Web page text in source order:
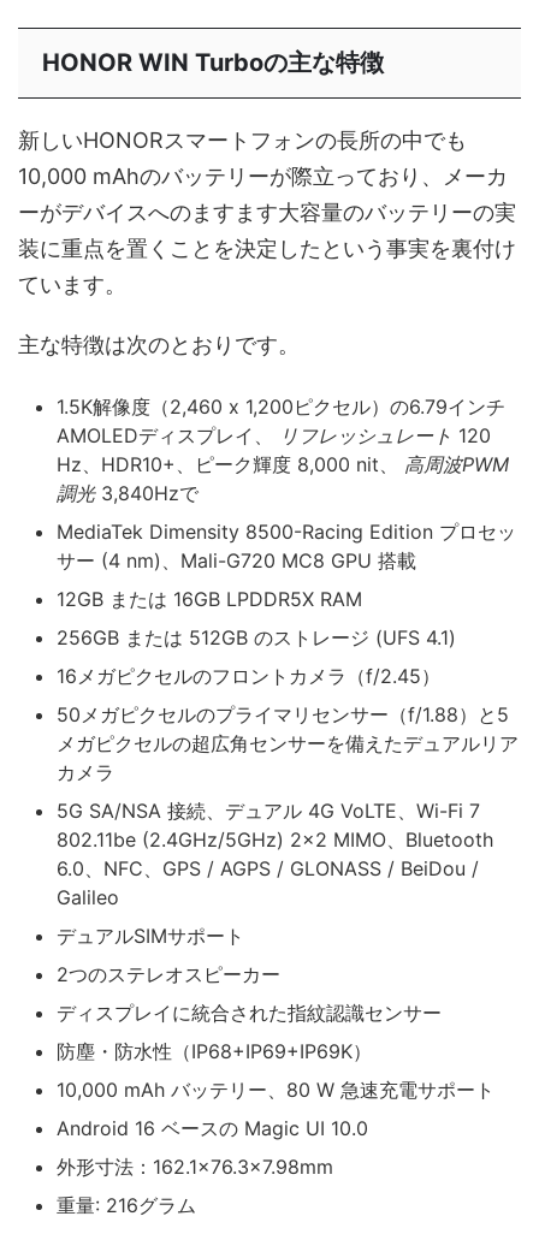
HONOR WIN Turboの主な特徴
新しいHONORスマートフォンの長所の中でも
10,000 mAhのバッテリーが際立っており、メーカ
ーがデバイスへのますます大容量のバッテリーの実
装に重点を置くことを決定したという事実を裏付け
ています。
主な特徴は次のとおりです。
1.5K解像度（2,460 x 1,200ピクセル）の6.79インチ
AMOLEDディスプレイ、
リフレッシュレート 120
Hz、HDR10+、ピーク輝度 8,000 nit、 高周波PWM
調光3,840Hzで
MediaTek Dimensity 8500-Racing Edition プロセッ
サー (4 nm)、Mali-G720 MC8 GPU 搭載
12GB または 16GB LPDDR5X RAM
256GB または 512GB のストレージ (UFS 4.1)
16メガピクセルのフロントカメラ（f/2.45）
50メガピクセルのプライマリセンサー（f/1.88）と5
メガピクセルの超広角センサーを備えたデュアルリア
カメラ
5G SA/NSA 接続、デュアル 4G VoLTE、Wi-Fi 7
802.11be (2.4GHz/5GHz) 2×2 MIMO、Bluetooth
6.0、NFC、GPS / AGPS / GLONASS / BeiDou /
Galileo
デュアルSIMサポート
2つのステレオスピーカー
ディスプレイに統合された指紋認識センサー
防塵・防水性（IP68+IP69+IP69K）
10,000 mAh バッテリー、80 W 急速充電サポート
Android 16 ベースの Magic UI 10.0
外形寸法：162.1×76.3×7.98mm
重量: 216グラム